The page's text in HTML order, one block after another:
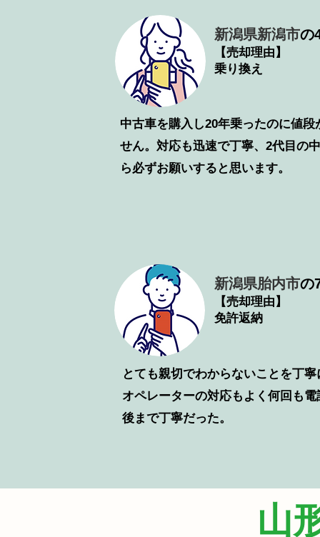
新潟県新潟市の
【売却理由】
乗り換え
中古車を購入し20年乗ったのに値
せん。対応も迅速で丁寧、2代目の
ら必ずお願いすると思います。
新潟県胎内市の
【売却理由】
免許返納
とても親切でわからないことを丁
オペレーターの対応もよく何回も
後まで丁寧だった。
山